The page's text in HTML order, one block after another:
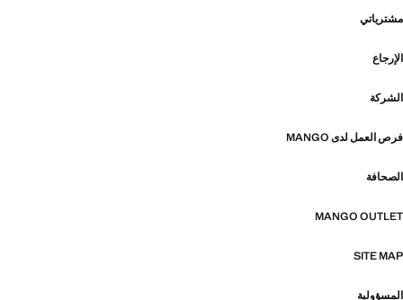
مشترياتي
الإرجاع
الشركة
فرص العمل لدى MANGO
الصحافة
MANGO OUTLET
SITE MAP
المسؤولية